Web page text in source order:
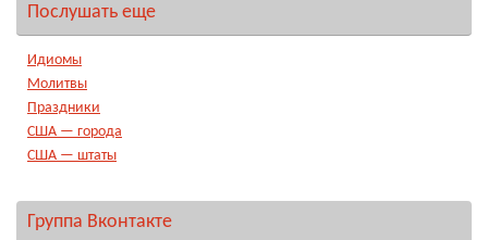
Послушать еще
Идиомы
Молитвы
Праздники
США — города
США — штаты
Группа Вконтакте